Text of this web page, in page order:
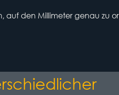
den Millimeter genau zu